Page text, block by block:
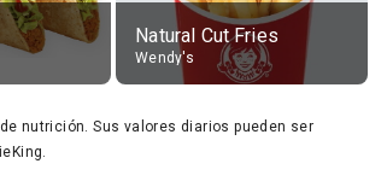
Natural Cut Fries
Wendy's
nutrición. Sus valores diarios pueden ser